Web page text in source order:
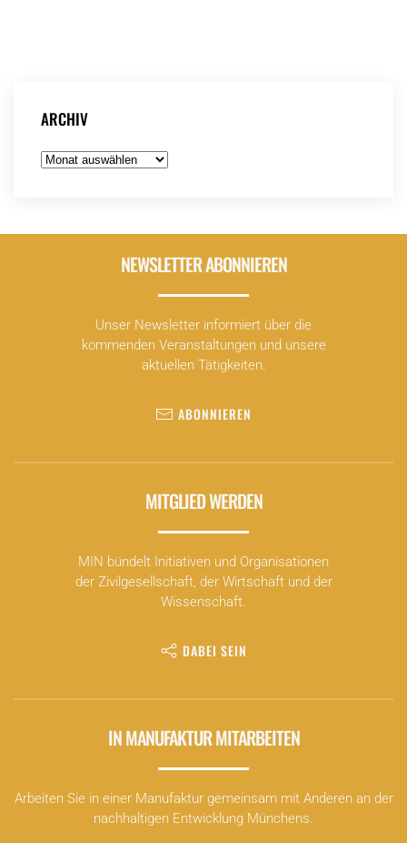
ARCHIV
Archiv
NEWSLETTER ABONNIEREN
Unser Newsletter informiert über die
kommenden Veranstaltungen und unsere
aktuellen Tätigkeiten.
ABONNIEREN
MITGLIED WERDEN
MIN bündelt Initiativen und Organisationen
der Zivilgesellschaft, der Wirtschaft und der
Wissenschaft.
DABEI SEIN
IN MANUFAKTUR MITARBEITEN
Arbeiten Sie in einer Manufaktur gemeinsam mit Anderen an der
nachhaltigen Entwicklung Münchens.